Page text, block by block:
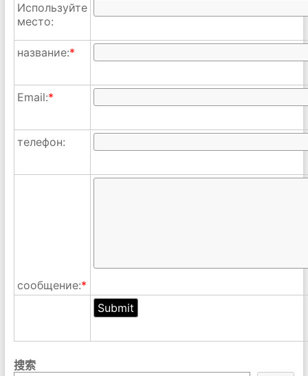
Используйте
место:
название:*
Email:*
телефон:
сообщение:*
搜索